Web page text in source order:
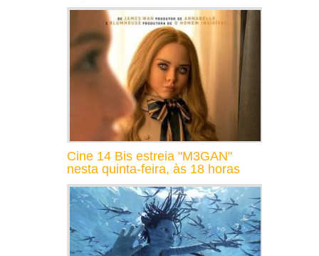
Cine 14 Bis estreia "M3GAN"
nesta quinta-feira, às 18 horas